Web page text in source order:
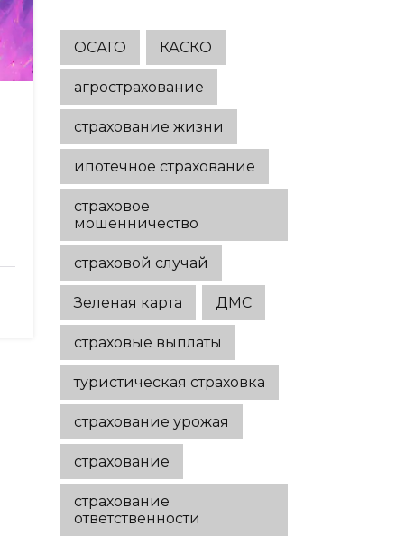
ОСАГО КАСКО
агрострахование
страхование жизни
ипотечное страхование
страховое
мошенничество
страховой случай
Зеленая карта ДМС
страховые выплаты
туристическая страховка
страхование урожая
страхование
страхование
ответственности